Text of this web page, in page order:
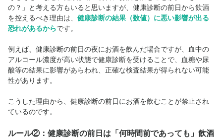
の？」と考える方もいると思いますが、健康診断の前日から飲酒
を控えるべき理由は、 健康診断の結果（数値）に悪い影響が出る
恐れがあるからです。
例えば、健康診断の前日の夜にお酒を飲んだ場合ですが、血中の
アルコール濃度が高い状態で健康診断を受けることで、血糖や尿
酸等の結果に影響があらわれ、正確な検査結果が得られない可能
性があります。
こうした理由から、健康診断の前日にお酒を飲むことが禁止され
ているのです。
ルール②：健康診断の前日は「何時間前であっても」飲酒